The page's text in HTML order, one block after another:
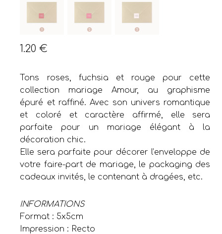
1.20€
Tons roses, fuchsia et rouge pour cette
collection mariage Amour, au graphisme
épuré et raffiné. Avec son univers romantique
et coloré et caractère affirmé, elle sera
parfaite pour un mariage élégant à la
décoration chic.
Elle sera parfaite pour décorer l’enveloppe de
votre faire-part de mariage, le packaging des
cadeaux invités, le contenant à dragées, etc.
INFORMATIONS
Format : 5x5cm
Impression : Recto